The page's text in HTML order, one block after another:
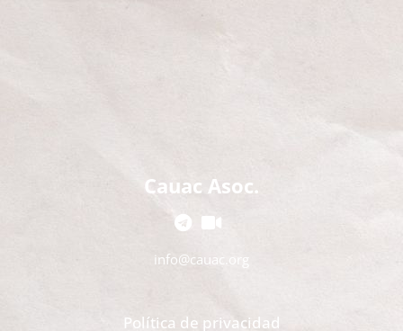
Cauac Asoc.
info@cauac.org
Política de privacidad